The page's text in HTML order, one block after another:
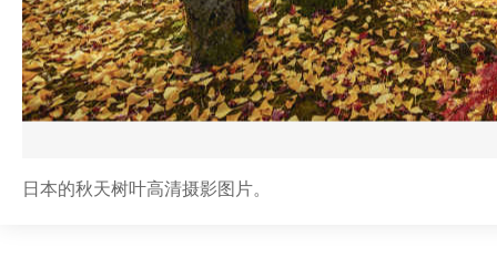
日本的秋天树叶高清摄影图片。